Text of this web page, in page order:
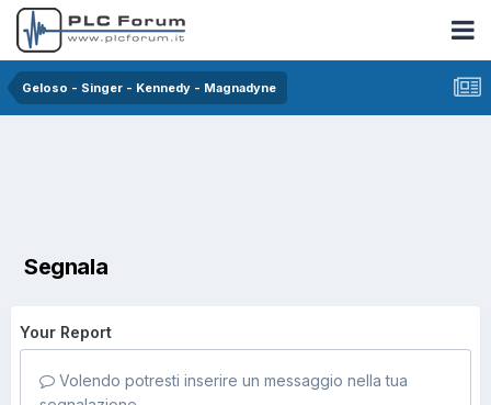
Geloso - Singer - Kennedy - Magnadyne
Segnala
Your Report
Volendo potresti inserire un messaggio nella tua